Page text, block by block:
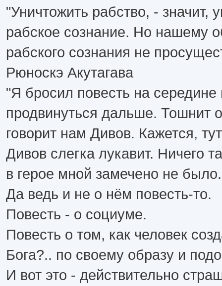
"Уничтожить рабство, - значит,
рабское сознание. Но нашему
рабского сознания не
Рюноскэ Акутагава
"Я бросил повесть на середине
продвинуться дальше. Тошнит
говорит нам Дивов. Кажется,
Дивов слегка лукавит. Ничего
в герое мной замечено не было.
Да ведь и не о нём повесть-то.
Повесть - о социуме.
Повесть о том, как человек
Бога?.. по своему образу и
И вот это - действительно